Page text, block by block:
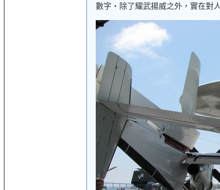
數字‧除了耀武揚威之外，實在對